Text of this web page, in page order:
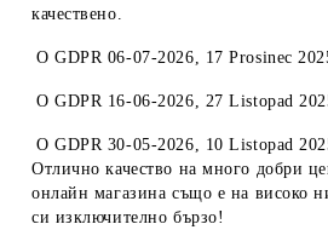
качествено.
OGDPR 06-07-2026, 17 Prosinec
OGDPR 16-06-2026, 27 Listopad
OGDPR 30-05-2026, 10 Listopad
Отлично качество на много добри
онлайн магазина също е на високо
си изключително бързо!